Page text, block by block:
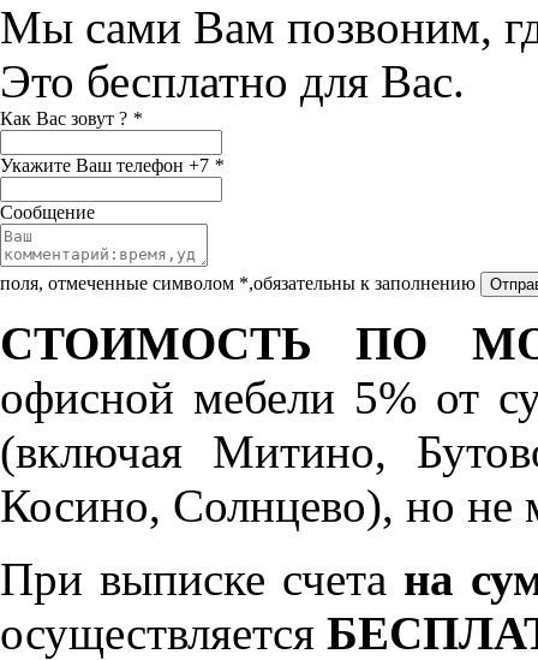
Мы сами Вам позвоним,
Это бесплатно для Вас.
Как Вас зовут ? *
Укажите Ваш телефон +7 *
Сообщение
поля, отмеченные символом *,обязательны к заполнению
СТОИМОСТЬ ПО
офисной мебели 5% от
(включая Митино,
Косино, Солнцево), но не
При выписке счета на
осуществляется